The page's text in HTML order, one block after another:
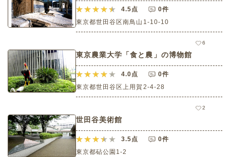
4.5点
0件
東京都世田谷区南鳥山1-10-10
6
東京農業大学「食と農」の博物館
4.0点
0件
東京都世田谷区上用賀2-4-28
2
世田谷美術館
3.5点
0件
東京都砧公園1-2